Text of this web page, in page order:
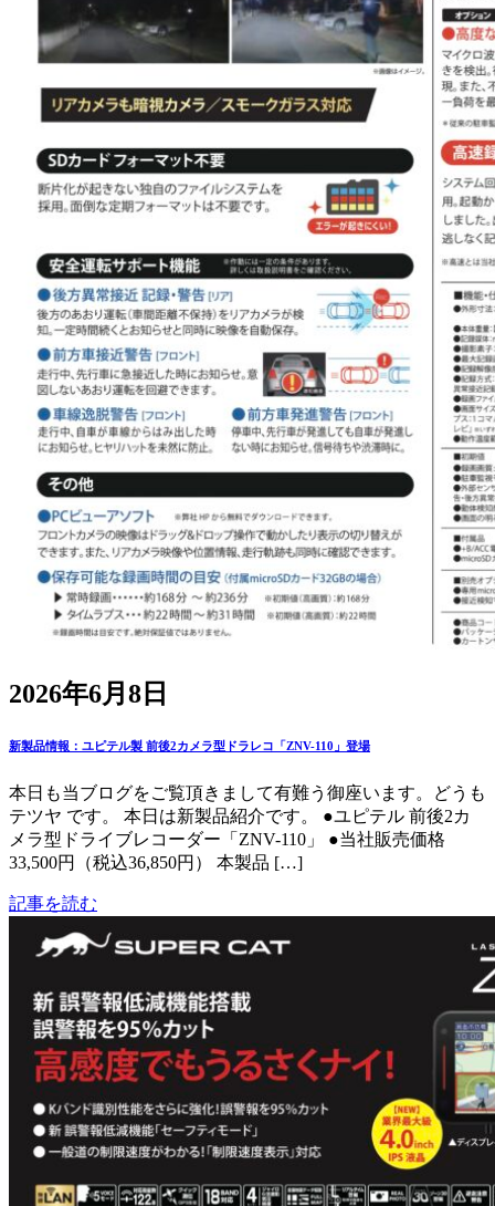
2026年6月8日
新製品情報：ユピテル製 前後2カメラ型ドラレコ「ZNV-110」登場
本日も当ブログをご覧頂きまして有難う御座います。どうも
テツヤ です。 本日は新製品紹介です。 ●ユピテル 前後2カ
メラ型ドライブレコーダー「ZNV-110」 ●当社販売価格
33,500円（税込36,850円） 本製品 […]
記事を読む